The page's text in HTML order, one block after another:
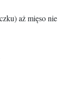
aż mięso nie